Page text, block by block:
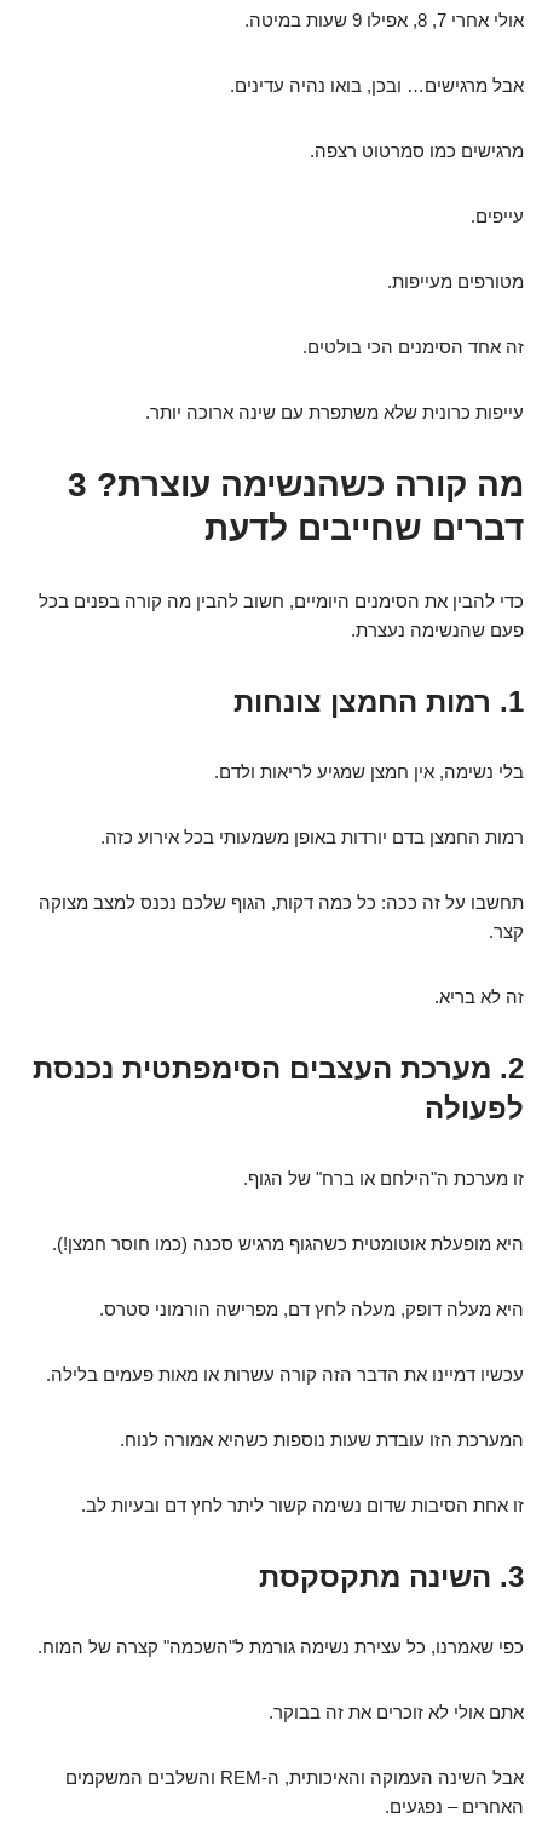
אולי אחרי 7, 8, אפילו 9 שעות במיטה.
אבל מרגישים… ובכן, בואו נהיה עדינים.
מרגישים כמו סמרטוט רצפה.
עייפים.
מטורפים מעייפות.
זה אחד הסימנים הכי בולטים.
עייפות כרונית שלא משתפרת עם שינה ארוכה יותר.
מה קורה כשהנשימה עוצרת? 3
דברים שחייבים לדעת
כדי להבין את הסימנים היומיים, חשוב להבין מה קורה בפנים בכל
פעם שהנשימה נעצרת.
1. רמות החמצן צונחות
בלי נשימה, אין חמצן שמגיע לריאות ולדם.
רמות החמצן בדם יורדות באופן משמעותי בכל אירוע כזה.
תחשבו על זה ככה: כל כמה דקות, הגוף שלכם נכנס למצב מצוקה
קצר.
זה לא בריא.
2. מערכת העצבים הסימפתטית נכנסת
לפעולה
זו מערכת ה"הילחם או ברח" של הגוף.
היא מופעלת אוטומטית כשהגוף מרגיש סכנה (כמו חוסר חמצן!).
היא מעלה דופק, מעלה לחץ דם, מפרישה הורמוני סטרס.
עכשיו דמיינו את הדבר הזה קורה עשרות או מאות פעמים בלילה.
המערכת הזו עובדת שעות נוספות כשהיא אמורה לנוח.
זו אחת הסיבות שדום נשימה קשור ליתר לחץ דם ובעיות לב.
3. השינה מתקסקסת
כפי שאמרנו, כל עצירת נשימה גורמת ל"השכמה" קצרה של המוח.
אתם אולי לא זוכרים את זה בבוקר.
אבל השינה העמוקה והאיכותית, ה-REM והשלבים המשקמים
האחרים – נפגעים.